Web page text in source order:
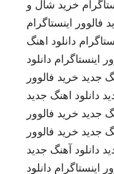
خرید شال و
فالوور اینستاگرام
دانلود اهنگ
اینستاگرام دانلود
جدید خرید فالوور
دانلود اهنگ جدید
جدید خرید فالوور
جدید خرید فالوور
دانلود آهنگ جدید
اینستاگرام دانلود